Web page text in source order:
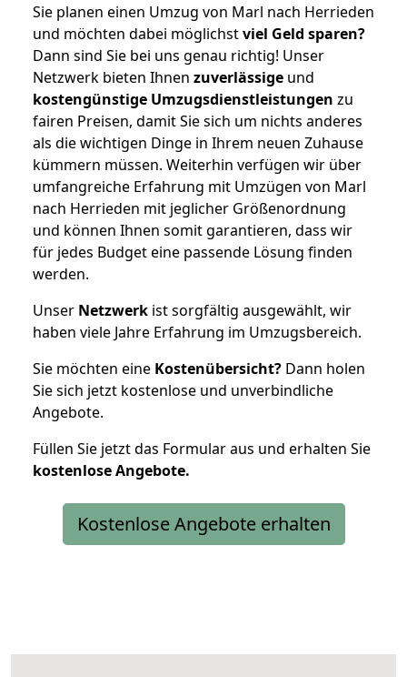
Sie planen einen Umzug von Marl nach Herrieden
und möchten dabei möglichstviel Geld sparen?
Dann sind Sie bei uns genau richtig! Unser
Netzwerk bieten Ihnen zuverlässige und
kostengünstige Umzugsdienstleistungen zu
fairen Preisen, damit Sie sich um nichts anderes
als die wichtigen Dinge in Ihrem neuen Zuhause
kümmern müssen. Weiterhin verfügen wir über
umfangreiche Erfahrung mit Umzügen von Marl
nach Herrieden mit jeglicher Größenordnung
und können Ihnen somit garantieren, dass wir
für jedes Budget eine passende Lösung finden
werden.
Unser Netzwerk ist sorgfältig ausgewählt, wir
haben viele Jahre Erfahrung im Umzugsbereich.
Sie möchten eine Kostenübersicht? Dann holen
Sie sich jetzt kostenlose und unverbindliche
Angebote.
Füllen Sie jetzt das Formular aus und erhalten Sie
kostenloseAngebote.
Kostenlose Angebote erhalten